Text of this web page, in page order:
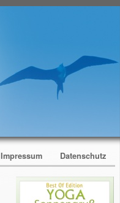
Impressum Datenschutz